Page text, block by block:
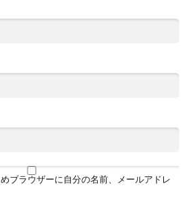
ブラウザーに自分の名前、メールアドレ